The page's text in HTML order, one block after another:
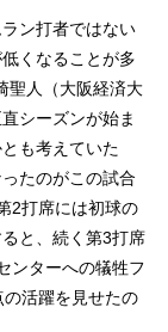
ン打者ではない
くなることが多
聖人（大阪経済大
シーズンが始ま
も考えていた
たのがこの試合
2打席には初球の
と、続く第3打席
ンターへの犠牲フ
活躍を見せたの